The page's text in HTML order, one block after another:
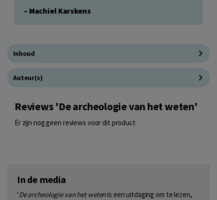
– Machiel Karskens
Inhoud
Auteur(s)
Reviews 'De archeologie van het weten'
Er zijn nog geen reviews voor dit product
In de media
‘De archeologie van het wetenis een uitdaging om te lezen,